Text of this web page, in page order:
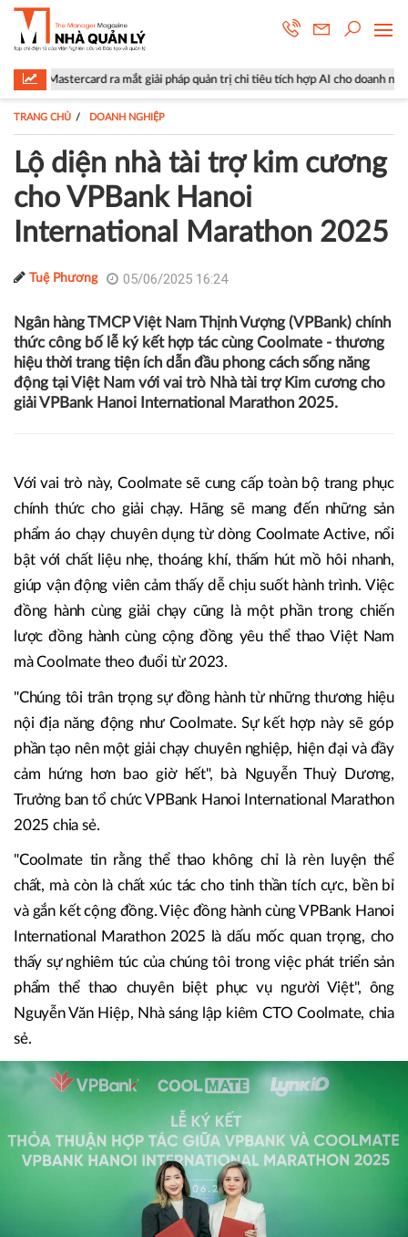
ra mắt giải pháp quản trị chi tiêu tích hợp AI cho doanh nghiệp
TRANG CHỦ DOANH NGHIỆP
Lộ diện nhà tài trợ kim cương
cho VPBank Hanoi
International Marathon 2025
Tuệ Phương 05/06/2025 16:24
Ngân hàng TMCP Việt Nam Thịnh Vượng (VPBank) chính
thức công bố lễ ký kết hợp tác cùng Coolmate - thương
hiệu thời trang tiện ích dẫn đầu phong cách sống năng
động tại Việt Nam với vai trò Nhà tài trợ Kim cương cho
giải VPBank Hanoi International Marathon 2025.
Với vai trò này, Coolmate sẽ cung cấp toàn bộ trang phục
chính thức cho giải chạy. Hãng sẽ mang đến những sản
phẩm áo chạy chuyên dụng từ dòng Coolmate Active, nổi
bật với chất liệu nhẹ, thoáng khí, thấm hút mồ hôi nhanh,
giúp vận động viên cảm thấy dễ chịu suốt hành trình. Việc
đồng hành cùng giải chạy cũng là một phần trong chiến
lược đồng hành cùng cộng đồng yêu thể thao Việt Nam
mà Coolmate theo đuổi từ 2023.
"Chúng tôi trân trọng sự đồng hành từ những thương hiệu
nội địa năng động như Coolmate. Sự kết hợp này sẽ góp
phần tạo nên một giải chạy chuyên nghiệp, hiện đại và đầy
cảm hứng hơn bao giờ hết", bà Nguyễn Thuỳ Dương,
Trưởng ban tổ chức VPBank Hanoi International Marathon
2025 chia sẻ.
"Coolmate tin rằng thể thao không chỉ là rèn luyện thể
chất, mà còn là chất xúc tác cho tinh thần tích cực, bền bỉ
và gắn kết cộng đồng. Việc đồng hành cùng VPBank Hanoi
International Marathon 2025 là dấu mốc quan trọng, cho
thấy sự nghiêm túc của chúng tôi trong việc phát triển sản
phẩm thể thao chuyên biệt phục vụ người Việt", ông
Nguyễn Văn Hiệp, Nhà sáng lập kiêm CTO Coolmate, chia
sẻ.